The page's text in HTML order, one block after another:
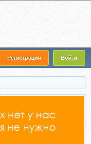
Регистрация Войти